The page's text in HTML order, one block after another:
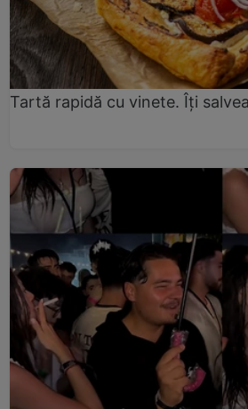
Tartă rapidă cu vinete. Îți